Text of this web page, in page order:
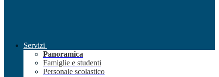
Servizi
Panoramica
Famiglie e studenti
Personale scolastico